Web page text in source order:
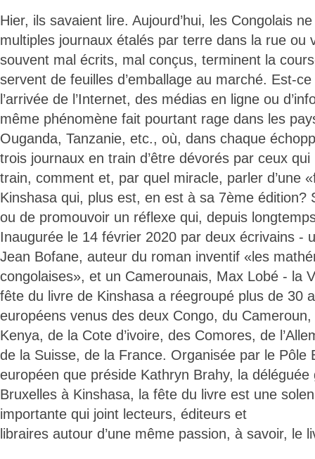
Hier, ils savaient lire. Aujourd’hui, les Congolais
multiples journaux étalés par terre dans la rue ou
souvent mal écrits, mal conçus, terminent la
servent de feuilles d’emballage au marché. Est-
l’arrivée de l’Internet, des médias en ligne ou
même phénomène fait pourtant rage dans les
Ouganda, Tanzanie, etc., où, dans chaque
trois journaux en train d’être dévorés par ceux
train, comment et, par quel miracle, parler d’une
Kinshasa qui, plus est, en est à sa 7ème édition?
ou de promouvoir un réflexe qui, depuis
Inaugurée le 14 février 2020 par deux écrivains -
Jean Bofane, auteur du roman inventif «les
congolaises», et un Camerounais, Max Lobé - la
fête du livre de Kinshasa a réegroupé plus de 30
européens venus des deux Congo, du Cameroun,
Kenya, de la Cote d’ivoire, des Comores, de
de la Suisse, de la France. Organisée par le Pôle
européen que préside Kathryn Brahy, la déléguée
Bruxelles à Kinshasa, la fête du livre est une
importante qui joint lecteurs, éditeurs et
libraires autour d’une même passion, à savoir, le